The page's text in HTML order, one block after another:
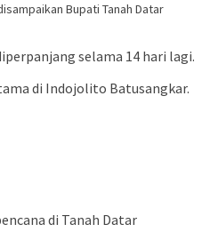
Bupati Tanah Datar
selama 14 hari lagi.
di Indojolito Batusangkar.
di Tanah Datar